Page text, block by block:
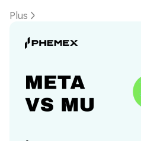
Plus